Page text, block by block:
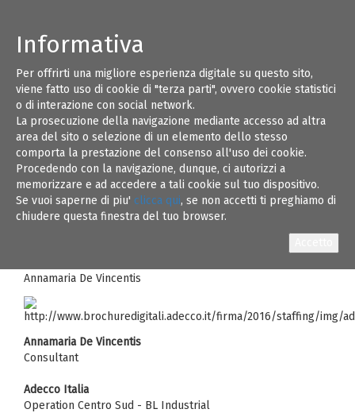
Informativa
Per offrirti una migliore esperienza digitale su questo sito,
viene fatto uso di cookie di "terza parti", ovvero cookie statistici
o di interazione con social network.
La prosecuzione della navigazione mediante accesso ad altra
area del sito o selezione di un elemento dello stesso
comporta la prestazione del consenso all'uso dei cookie.
Procedendo con la navigazione, dunque, ci autorizzi a
memorizzare e ad accedere a tali cookie sul tuo dispositivo.
Se vuoi saperne di piu' clicca qui, se non accetti ti preghiamo di
chiudere questa finestra del tuo browser.
23
NOV 17
Gent.mi,
In qualità di Consultant in Adecco, mi occupo
di ricerca e selezione di profili con particolari
skill tecniche da proporre alle aziende sul
territorio Pugliese
come anticipato telefonicamente, la presente per chiedere
la possibilità di diffusione di una selezione in corso in
questo momento.
Annamaria De Vincentis
Annamaria De Vincentis
Consultant
Adecco Italia
Operation Centro Sud - BL Industrial